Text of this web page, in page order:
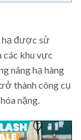
hạ được sử
các khu vực
nâng hạ hàng
thành công cụ
nặng.